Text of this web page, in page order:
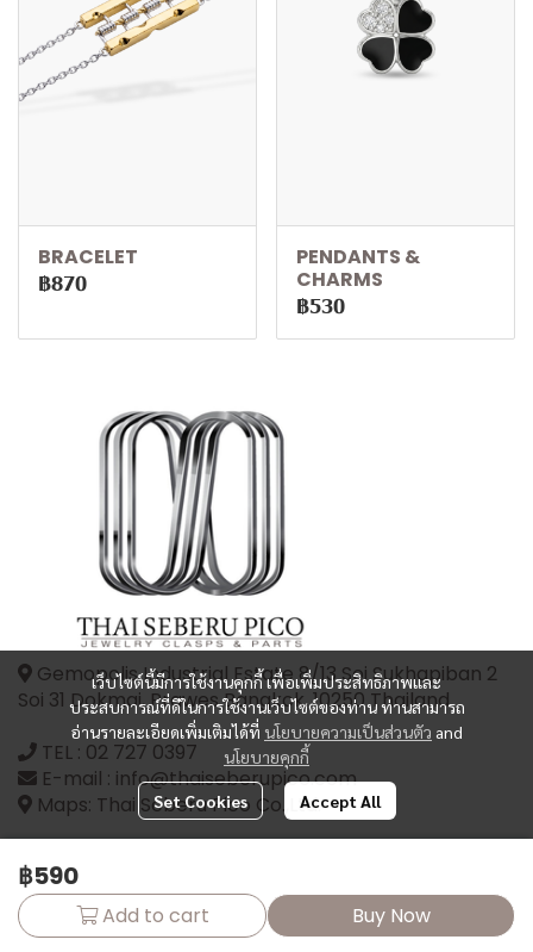
BRACELET
฿870
PENDANTS &
CHARMS
฿530
฿590
Add to cart Buy Now
เว็บไซต์นี้มีการใช้งานคุกกี้ เพื่อเพิ่มประสิทธิภาพและ
ประสบการณ์ที่ดีในการใช้งานเว็บไซต์ของท่าน ท่านสามารถ
อ่านรายละเอียดเพิ่มเติมได้ที่ นโยบายความเป็นส่วนตัว and
นโยบายคุกกี้
Set Cookies Accept All
Gemopolis Industrial Estate 8/13 Soi Sukhapiban 2
Soi 31 Dokmai, Prawes Bangkok, 10250 Thailand
TEL : 02 727 0397
E-mail : info@thaiseberupico.com
Maps: Thai Seberu Pico Co.,Ltd.
Copyright | All Rights Reserved | Powered by thaiseberupico.com